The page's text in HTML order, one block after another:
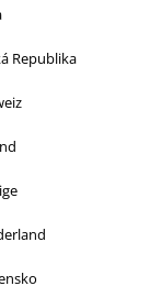
Republika